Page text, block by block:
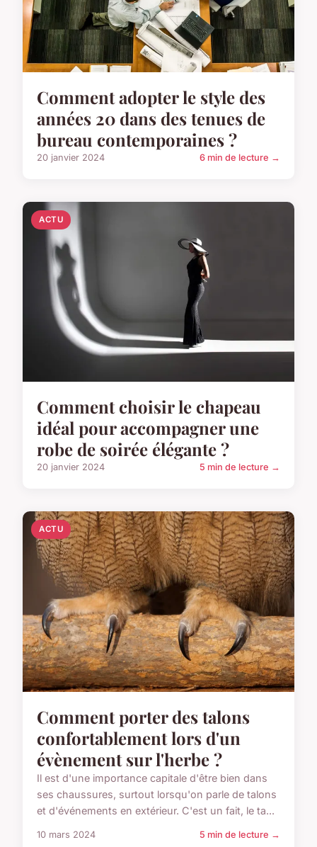
Comment adopter le style des
années 20 dans des tenues de
bureau contemporaines ?
20 janvier 2024 6 min de lecture →
ACTU
Comment choisir le chapeau
idéal pour accompagner une
robe de soirée élégante ?
20 janvier 2024 5 min de lecture →
ACTU
Comment porter des talons
confortablement lors d'un
évènement sur l'herbe ?
Il est d'une importance capitale d'être bien dans
ses chaussures, surtout lorsqu'on parle de talons
et d'événements en extérieur. C'est un fait, le ta...
10 mars 2024 5 min de lecture →